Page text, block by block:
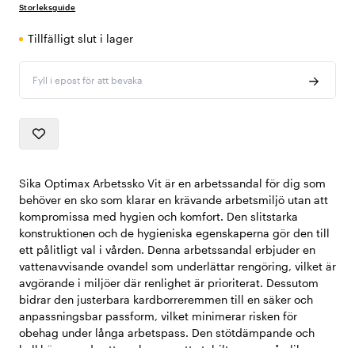
Storleksguide
Tillfälligt slut i lager
Sika Optimax Arbetssko Vit är en arbetssandal för dig som
behöver en sko som klarar en krävande arbetsmiljö utan att
kompromissa med hygien och komfort. Den slitstarka
konstruktionen och de hygieniska egenskaperna gör den till
ett pålitligt val i vården. Denna arbetssandal erbjuder en
vattenavvisande ovandel som underlättar rengöring, vilket är
avgörande i miljöer där renlighet är prioriterat. Dessutom
bidrar den justerbara kardborreremmen till en säker och
anpassningsbar passform, vilket minimerar risken för
obehag under långa arbetspass. Den stötdämpande och